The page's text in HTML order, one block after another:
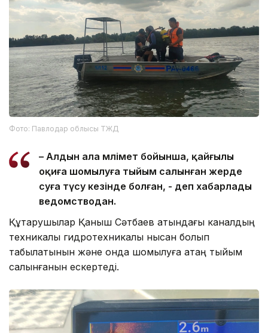
Фото: Павлодар облысы ТЖД
– Алдын ала мәлімет бойынша, қайғылы
оқиға шомылуға тыйым салынған жерде
суға түсу кезінде болған, - деп хабарлады
ведомстводан.
Құтқарушылар Қаныш Сәтбаев атындағы каналдың
техникалық гидротехникалық нысан болып
табылатынын және онда шомылуға қатаң тыйым
салынғанын ескертеді.